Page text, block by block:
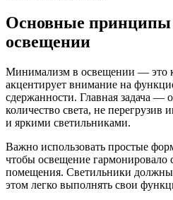
Основные
освещении
Минимализм в освещении — это
акцентирует внимание на
сдержанности. Главная задача —
количество света, не перегрузив
и яркими светильниками.
Важно использовать простые
чтобы освещение гармонировало
помещения. Светильники
этом легко выполнять свои